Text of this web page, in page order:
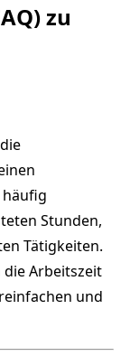
zu
Stunden,
Tätigkeiten.
Arbeitszeit
und